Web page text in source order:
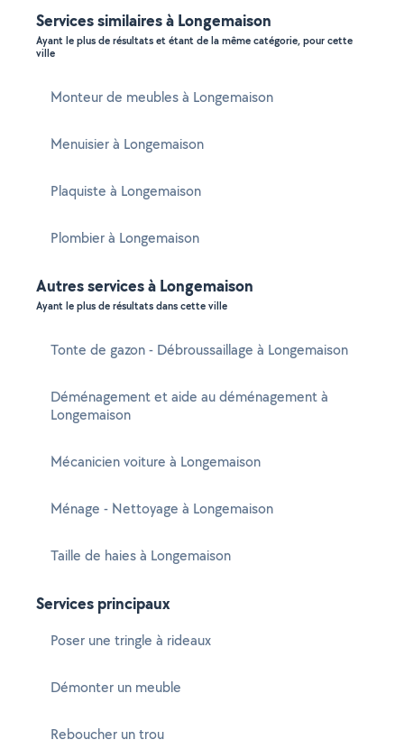
Services similaires à Longemaison
Ayant le plus de résultats et étant de la même catégorie, pour cette
ville
Monteur de meubles à Longemaison
Menuisier à Longemaison
Plaquiste à Longemaison
Plombier à Longemaison
Autres services à Longemaison
Ayant le plus de résultats dans cette ville
Tonte de gazon - Débroussaillage à Longemaison
Déménagement et aide au déménagement à
Longemaison
Mécanicien voiture à Longemaison
Ménage - Nettoyage à Longemaison
Taille de haies à Longemaison
Services principaux
Poser une tringle à rideaux
Démonter un meuble
Reboucher un trou